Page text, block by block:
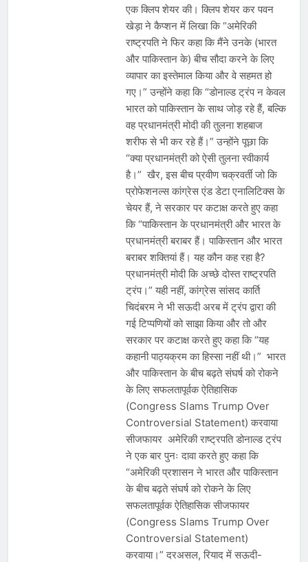
एक क्लिप शेयर की। क्लिप शेयर कर पवन
खेड़ा ने कैप्शन में लिखा कि “अमेरिकी
राष्ट्रपति ने फिर कहा कि मैंने उनके (भारत
और पाकिस्तान के) बीच सौदा करने के लिए
व्यापार का इस्तेमाल किया और वे सहमत हो
गए।” उन्होंने कहा कि “डोनाल्ड ट्रंप न केवल
भारत को पाकिस्तान के साथ जोड़ रहे हैं, बल्कि
वह प्रधानमंत्री मोदी की तुलना शहबाज
शरीफ से भी कर रहे हैं।” उन्होंने पूछा कि
“क्या प्रधानमंत्री को ऐसी तुलना स्वीकार्य
है।” खैर, इस बीच प्रवीण चक्रवर्ती जो कि
प्रोफेशनल्स कांग्रेस एंड डेटा एनालिटिक्स के
चेयर हैं, ने सरकार पर कटाक्ष करते हुए कहा
कि “पाकिस्तान के प्रधानमंत्री और भारत के
प्रधानमंत्री बराबर हैं। पाकिस्तान और भारत
बराबर शक्तियां हैं। यह कौन कह रहा है?
प्रधानमंत्री मोदी कि अच्छे दोस्त राष्ट्रपति
ट्रंप।” यही नहीं, कांग्रेस सांसद कार्ति
चिदंबरम ने भी सऊदी अरब में ट्रंप द्वारा की
गई टिप्पणियों को साझा किया और तो और
सरकार पर कटाक्ष करते हुए कहा कि “यह
कहानी पाठ्यक्रम का हिस्सा नहीं थी।” भारत
और पाकिस्तान के बीच बढ़ते संघर्ष को रोकने
के लिए सफलतापूर्वक ऐतिहासिक
(Congress Slams Trump Over
Controversial Statement) करवाया
सीजफायर अमेरिकी राष्ट्रपति डोनाल्ड ट्रंप
ने एक बार पुनः दावा करते हुए कहा कि
“अमेरिकी प्रशासन ने भारत और पाकिस्तान
के बीच बढ़ते संघर्ष को रोकने के लिए
सफलतापूर्वक ऐतिहासिक सीजफायर
(Congress Slams Trump Over
Controversial Statement)
करवाया।” दरअसल, रियाद में सऊदी-